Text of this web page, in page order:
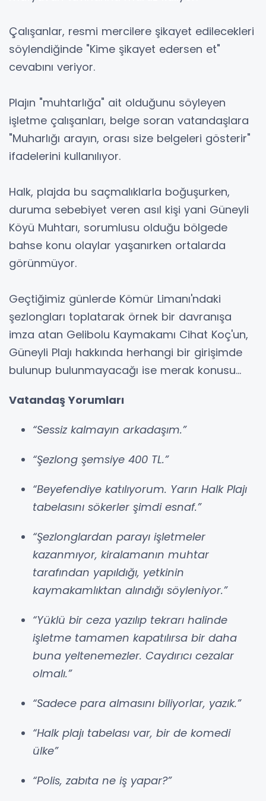
Çalışanlar, resmi mercilere şikayet edilecekleri
söylendiğinde "Kime şikayet edersen et"
cevabını veriyor.
Plajın "muhtarlığa" ait olduğunu söyleyen
işletme çalışanları, belge soran vatandaşlara
"Muharlığı arayın, orası size belgeleri gösterir"
ifadelerini kullanılıyor.
Halk, plajda bu saçmalıklarla boğuşurken,
duruma sebebiyet veren asıl kişi yani Güneyli
Köyü Muhtarı, sorumlusu olduğu bölgede
bahse konu olaylar yaşanırken ortalarda
görünmüyor.
Geçtiğimiz günlerde Kömür Limanı'ndaki
şezlongları toplatarak örnek bir davranışa
imza atan Gelibolu Kaymakamı Cihat Koç'un,
Güneyli Plajı hakkında herhangi bir girişimde
bulunup bulunmayacağı ise merak konusu...
Vatandaş Yorumları
“Sessiz kalmayın arkadaşım.”
“Şezlong şemsiye 400 TL.”
“Beyefendiye katılıyorum. Yarın Halk Plajı
tabelasını sökerler şimdi esnaf.”
“Şezlonglardan parayı işletmeler
kazanmıyor, kiralamanın muhtar
tarafından yapıldığı, yetkinin
kaymakamlıktan alındığı söyleniyor.”
“Yüklü bir ceza yazılıp tekrarı halinde
işletme tamamen kapatılırsa bir daha
buna yeltenemezler. Caydırıcı cezalar
olmalı.”
“Sadece para almasını biliyorlar, yazık.”
“Halk plajı tabelası var, bir de komedi
ülke”
“Polis, zabıta ne iş yapar?”